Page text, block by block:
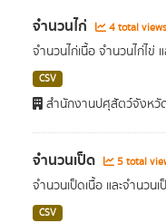
จำนวนไก่ 4 total views
จำนวนไก่เนื้อ จำนวนไก่ไข่
CSV
สำนักงานปศุสัตว์จังหวั
จำนวนเป็ด 5 total
จำนวนเป็ดเนื้อ และจำนวน
CSV